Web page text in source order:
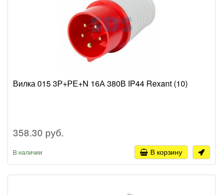
Вилка 015 3Р+РЕ+N 16А 380В IP44 Rexant (10)
358.30 руб.
В наличии В корзину